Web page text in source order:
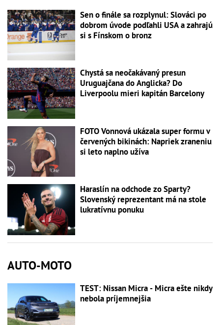
Sen o finále sa rozplynul: Slováci po
dobrom úvode podľahli USA a zahrajú
si s Fínskom o bronz
Chystá sa neočakávaný presun
Uruguajčana do Anglicka? Do
Liverpoolu mieri kapitán Barcelony
FOTO Vonnová ukázala super formu v
červených bikinách: Napriek zraneniu
si leto naplno užíva
Haraslín na odchode zo Sparty?
Slovenský reprezentant má na stole
lukratívnu ponuku
AUTO-MOTO
TEST: Nissan Micra - Micra ešte nikdy
nebola príjemnejšia